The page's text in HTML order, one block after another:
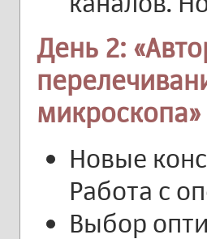
День 2:
микроскопа»
Новые
Работа с
Выбор